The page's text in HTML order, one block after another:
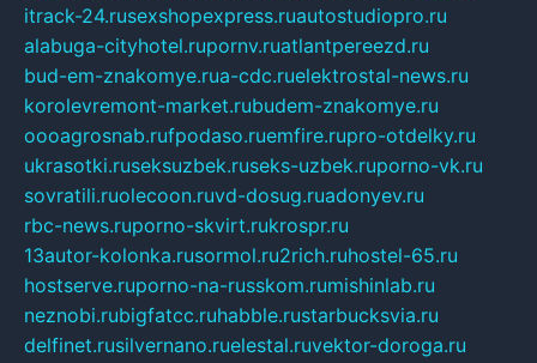
itrack-24.rusexshopexpress.ruautostudiopro.ru
alabuga-cityhotel.rupornv.ruatlantpereezd.ru
bud-em-znakomye.rua-cdc.ruelektrostal-news.ru
korolevremont-market.rubudem-znakomye.ru
oooagrosnab.rufpodaso.ruemfire.rupro-otdelky.ru
ukrasotki.ruseksuzbek.ruseks-uzbek.ruporno-vk.ru
sovratili.ruolecoon.ruvd-dosug.ruadonyev.ru
rbc-news.ruporno-skvirt.rukrospr.ru
13autor-kolonka.rusormol.ru2rich.ruhostel-65.ru
hostserve.ruporno-na-russkom.rumishinlab.ru
neznobi.rubigfatcc.ruhabble.rustarbucksvia.ru
delfinet.rusilvernano.ruelestal.ruvektor-doroga.ru